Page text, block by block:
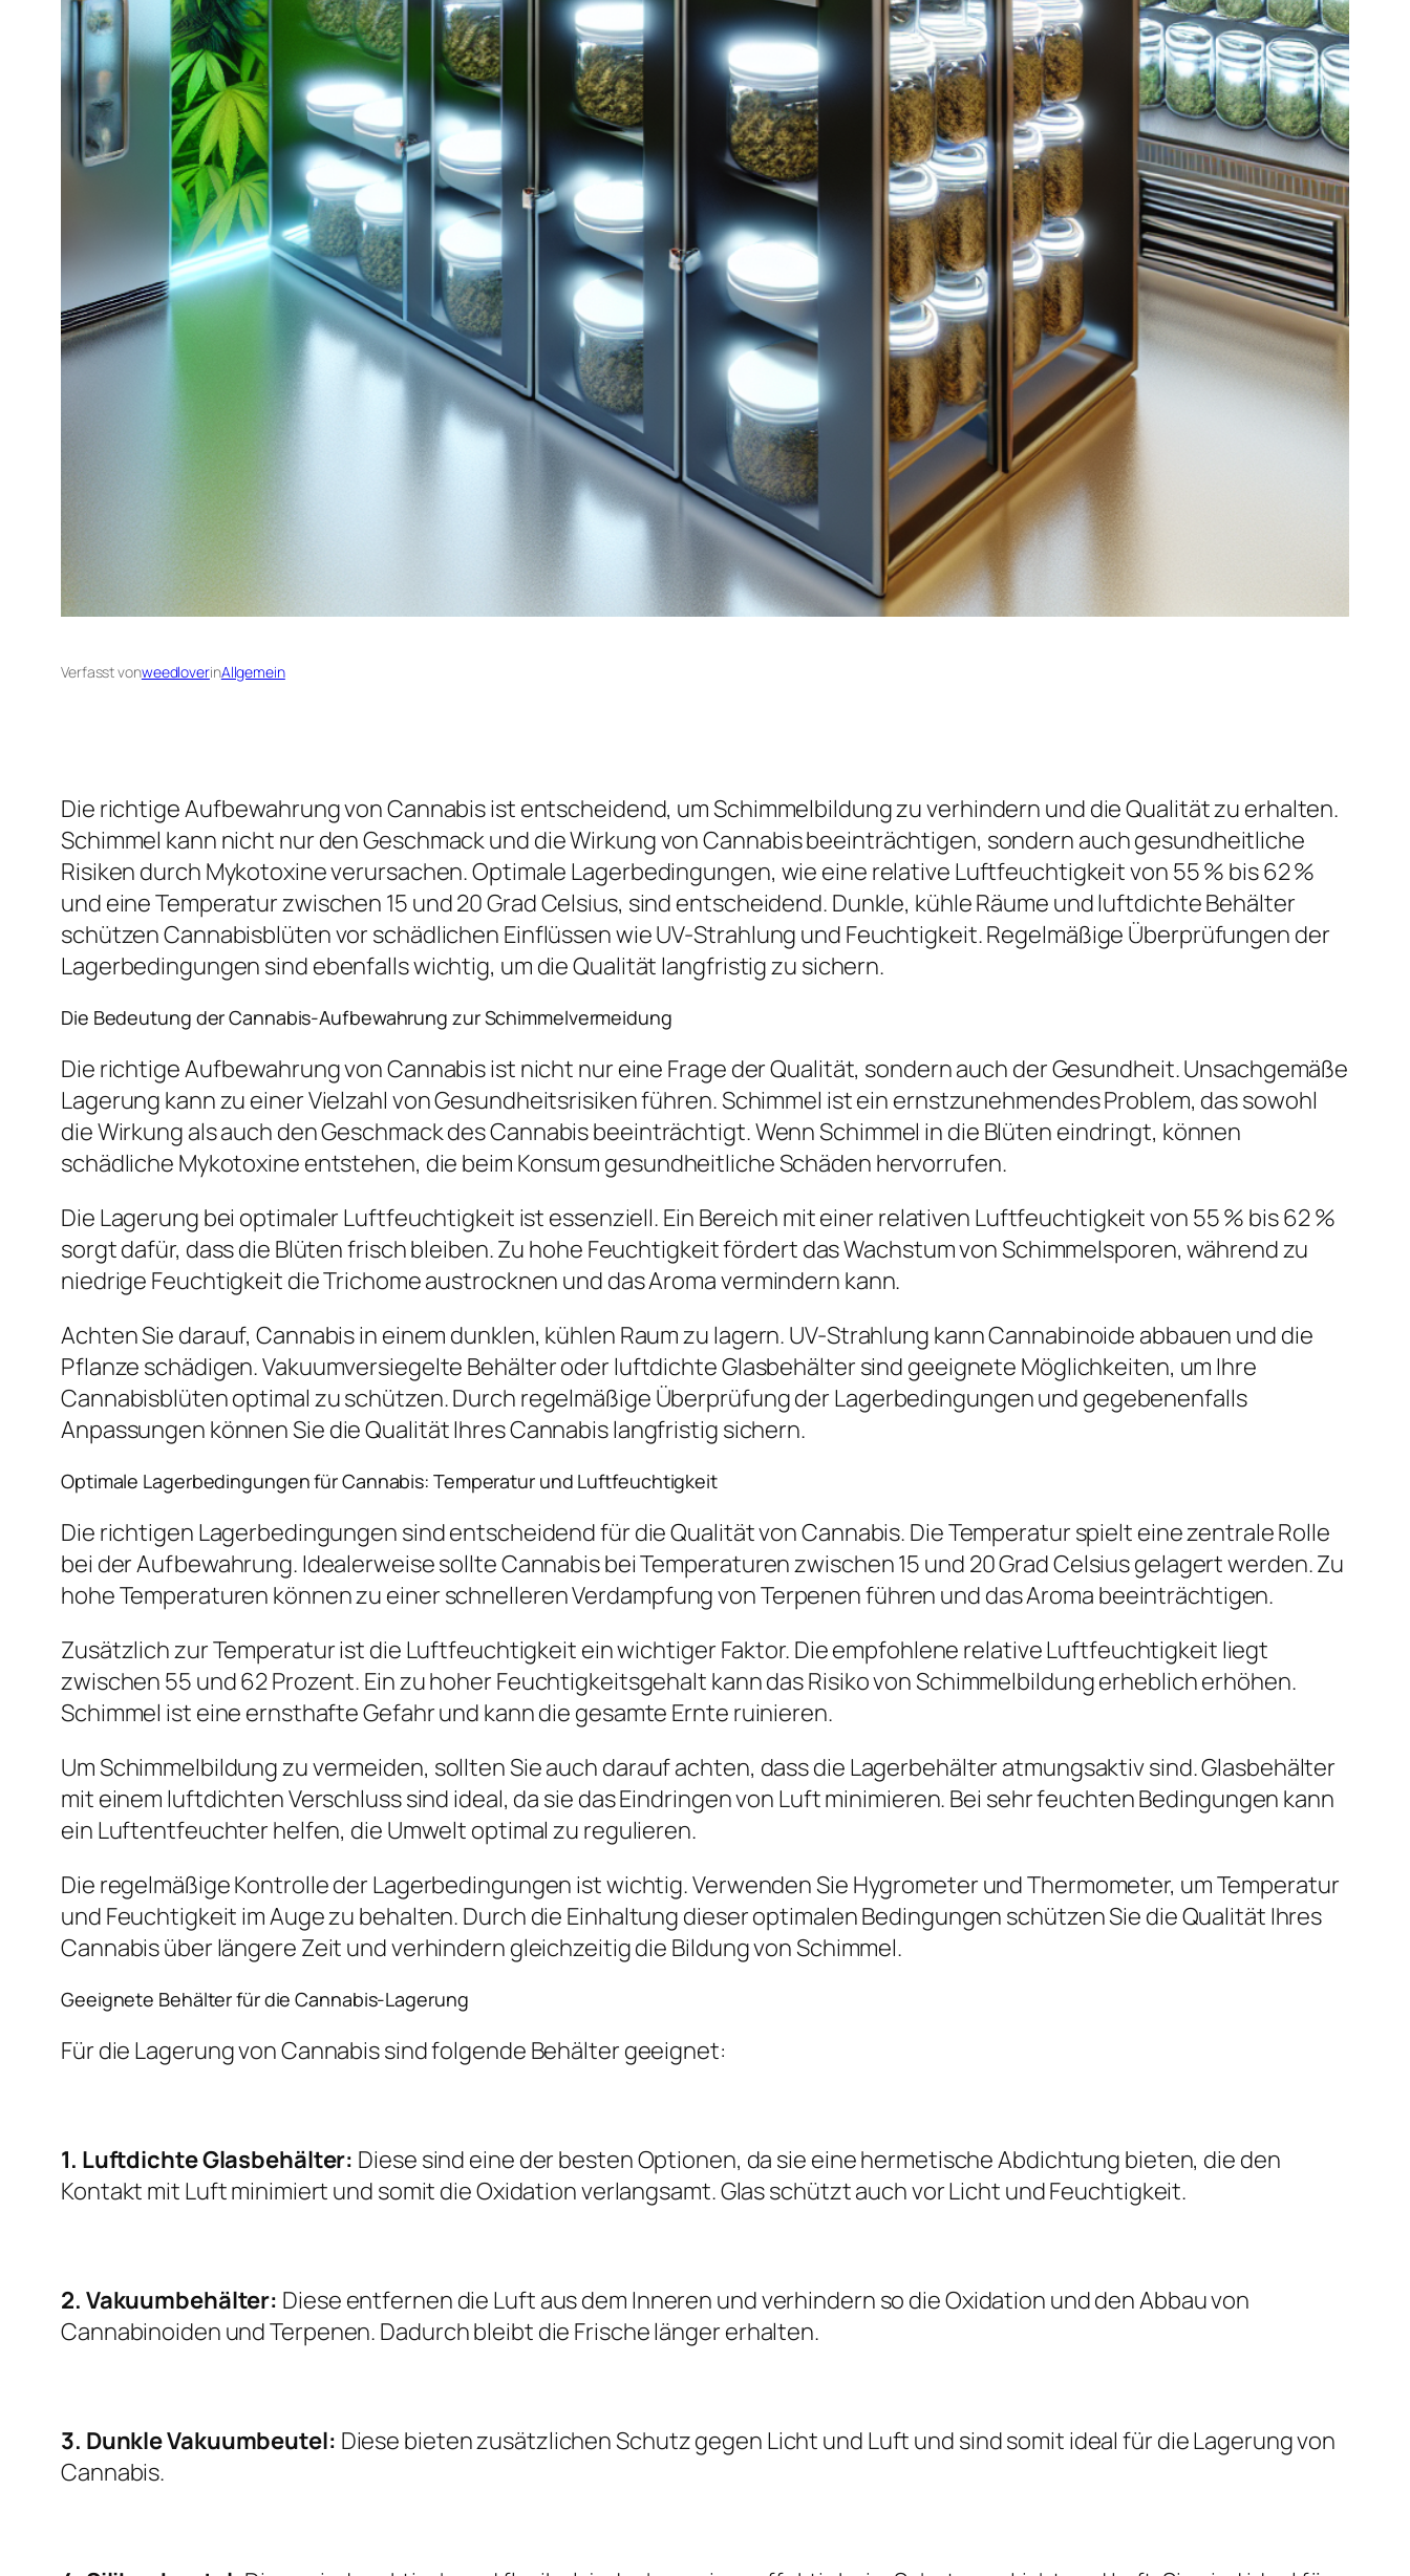
Verfasst vonweedloverinAllgemein
Die richtige Aufbewahrung von Cannabis ist entscheidend, um Schimmelbildung zu verhindern und die Qualität zu erhalten.
Schimmel kann nicht nur den Geschmack und die Wirkung von Cannabis beeinträchtigen, sondern auch gesundheitliche
Risiken durch Mykotoxine verursachen. Optimale Lagerbedingungen, wie eine relative Luftfeuchtigkeit von 55 % bis 62 %
und eine Temperatur zwischen 15 und 20 Grad Celsius, sind entscheidend. Dunkle, kühle Räume und luftdichte Behälter
schützen Cannabisblüten vor schädlichen Einflüssen wie UV-Strahlung und Feuchtigkeit. Regelmäßige Überprüfungen der
Lagerbedingungen sind ebenfalls wichtig, um die Qualität langfristig zu sichern.
Die Bedeutung der Cannabis-Aufbewahrung zur Schimmelvermeidung
Die richtige Aufbewahrung von Cannabis ist nicht nur eine Frage der Qualität, sondern auch der Gesundheit. Unsachgemäße
Lagerung kann zu einer Vielzahl von Gesundheitsrisiken führen. Schimmel ist ein ernstzunehmendes Problem, das sowohl
die Wirkung als auch den Geschmack des Cannabis beeinträchtigt. Wenn Schimmel in die Blüten eindringt, können
schädliche Mykotoxine entstehen, die beim Konsum gesundheitliche Schäden hervorrufen.
Die Lagerung bei optimaler Luftfeuchtigkeit ist essenziell. Ein Bereich mit einer relativen Luftfeuchtigkeit von 55 % bis 62 %
sorgt dafür, dass die Blüten frisch bleiben. Zu hohe Feuchtigkeit fördert das Wachstum von Schimmelsporen, während zu
niedrige Feuchtigkeit die Trichome austrocknen und das Aroma vermindern kann.
Achten Sie darauf, Cannabis in einem dunklen, kühlen Raum zu lagern. UV-Strahlung kann Cannabinoide abbauen und die
Pflanze schädigen. Vakuumversiegelte Behälter oder luftdichte Glasbehälter sind geeignete Möglichkeiten, um Ihre
Cannabisblüten optimal zu schützen. Durch regelmäßige Überprüfung der Lagerbedingungen und gegebenenfalls
Anpassungen können Sie die Qualität Ihres Cannabis langfristig sichern.
Optimale Lagerbedingungen für Cannabis: Temperatur und Luftfeuchtigkeit
Die richtigen Lagerbedingungen sind entscheidend für die Qualität von Cannabis. Die Temperatur spielt eine zentrale Rolle
bei der Aufbewahrung. Idealerweise sollte Cannabis bei Temperaturen zwischen 15 und 20 Grad Celsius gelagert werden. Zu
hohe Temperaturen können zu einer schnelleren Verdampfung von Terpenen führen und das Aroma beeinträchtigen.
Zusätzlich zur Temperatur ist die Luftfeuchtigkeit ein wichtiger Faktor. Die empfohlene relative Luftfeuchtigkeit liegt
zwischen 55 und 62 Prozent. Ein zu hoher Feuchtigkeitsgehalt kann das Risiko von Schimmelbildung erheblich erhöhen.
Schimmel ist eine ernsthafte Gefahr und kann die gesamte Ernte ruinieren.
Um Schimmelbildung zu vermeiden, sollten Sie auch darauf achten, dass die Lagerbehälter atmungsaktiv sind. Glasbehälter
mit einem luftdichten Verschluss sind ideal, da sie das Eindringen von Luft minimieren. Bei sehr feuchten Bedingungen kann
ein Luftentfeuchter helfen, die Umwelt optimal zu regulieren.
Die regelmäßige Kontrolle der Lagerbedingungen ist wichtig. Verwenden Sie Hygrometer und Thermometer, um Temperatur
und Feuchtigkeit im Auge zu behalten. Durch die Einhaltung dieser optimalen Bedingungen schützen Sie die Qualität Ihres
Cannabis über längere Zeit und verhindern gleichzeitig die Bildung von Schimmel.
Geeignete Behälter für die Cannabis-Lagerung
Für die Lagerung von Cannabis sind folgende Behälter geeignet:
1. Luftdichte Glasbehälter: Diese sind eine der besten Optionen, da sie eine hermetische Abdichtung bieten, die den
Kontakt mit Luft minimiert und somit die Oxidation verlangsamt. Glas schützt auch vor Licht und Feuchtigkeit.
2. Vakuumbehälter: Diese entfernen die Luft aus dem Inneren und verhindern so die Oxidation und den Abbau von
Cannabinoiden und Terpenen. Dadurch bleibt die Frische länger erhalten.
3. Dunkle Vakuumbeutel: Diese bieten zusätzlichen Schutz gegen Licht und Luft und sind somit ideal für die Lagerung von
Cannabis.